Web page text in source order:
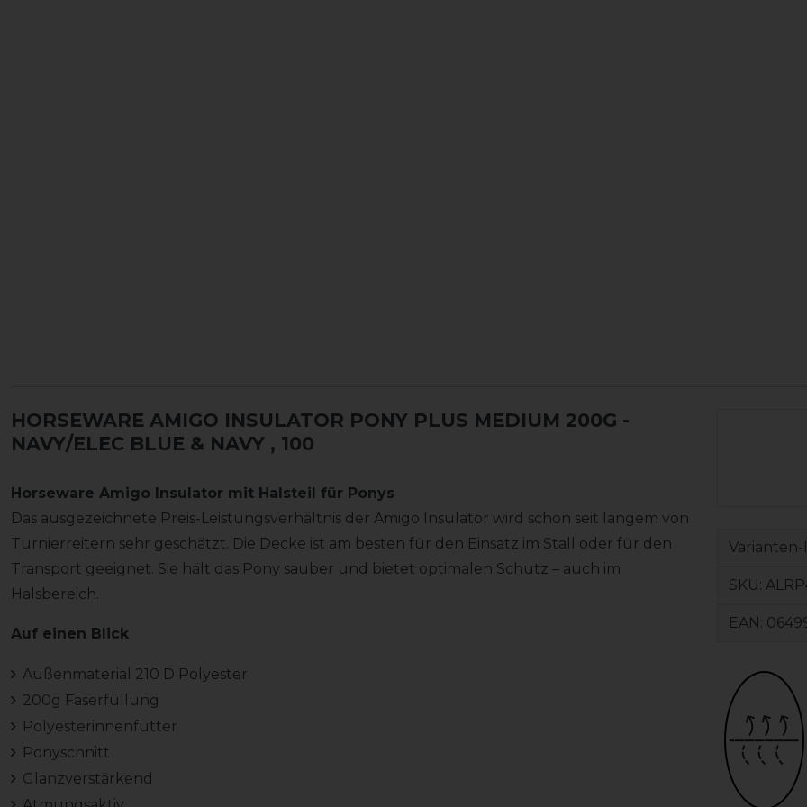
HORSEWARE AMIGO INSULATOR PONY PLUS MEDIUM 200G -
NAVY/ELEC BLUE & NAVY , 100
Horseware Amigo Insulator mit Halsteil für Ponys
Das ausgezeichnete Preis-Leistungsverhältnis der Amigo Insulator wird schon seit langem von
Turnierreitern sehr geschätzt. Die Decke ist am besten für den Einsatz im Stall oder für den
Transport geeignet. Sie hält das Pony sauber und bietet optimalen Schutz – auch im
Halsbereich.
Auf einen Blick
Außenmaterial 210 D Polyester
200g Faserfüllung
Polyesterinnenfutter
Ponyschnitt
Glanzverstärkend
Varianten-
SKU:
EAN: